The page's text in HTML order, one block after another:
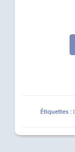
Étiquettes :